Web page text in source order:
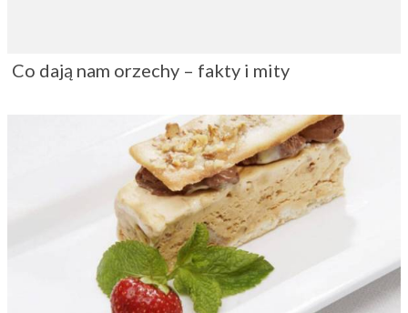
Co dają nam orzechy – fakty i mity